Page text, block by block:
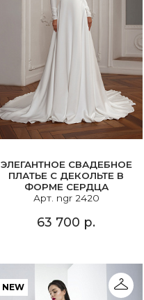
ЭЛЕГАНТНОЕ СВАДЕБНОЕ
ПЛАТЬЕ С ДЕКОЛЬТЕ В
ФОРМЕ СЕРДЦА
Арт. ngr 2420
63 700 р.
NEW